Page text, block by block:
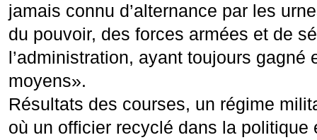
jamais connu d’alternance par les
du pouvoir, des forces armées et de
l’administration, ayant toujours gagné
moyens».
Résultats des courses, un régime
où un officier recyclé dans la politique